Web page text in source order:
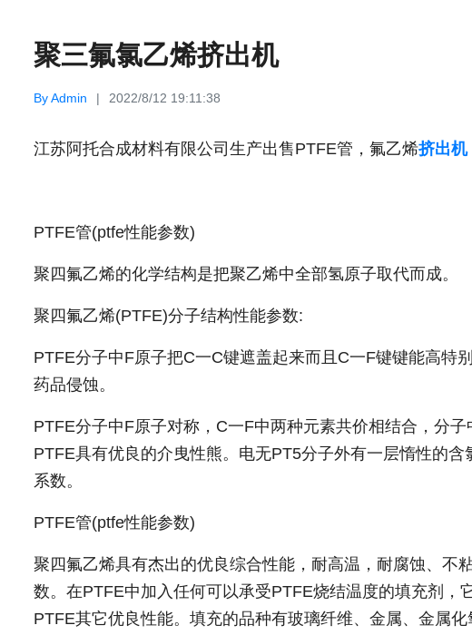
聚三氟氯乙烯挤出机
By Admin 2022/8/12 19:11:38
江苏阿托合成材料有限公司生产出售PTFE管，氟乙烯挤出机
PTFE管(ptfe性能参数)
聚四氟乙烯的化学结构是把聚乙烯中全部氢原子取代而成。
聚四氟乙烯(PTFE)分子结构性能参数:
PTFE分子中F原子把C一C键遮盖起来而且C一F键键能高特
药品侵蚀。
PTFE分子中F原子对称，C一F中两种元素共价相结合，分
PTFE具有优良的介曳性熊。电无PT5分子外有一层惰性的
系数。
PTFE管(ptfe性能参数)
聚四氟乙烯具有杰出的优良综合性能，耐高温，耐腐蚀、不
数。在PTFE中加入任何可以承受PTFE烧结温度的填充剂，
PTFE其它优良性能。填充的品种有玻璃纤维、金属、金属